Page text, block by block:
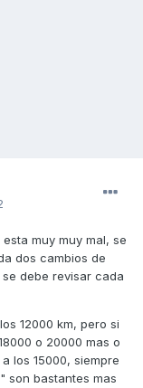
muy muy mal, se
dos cambios de
debe revisar cada
12000 km, pero si
o 20000 mas o
los 15000, siempre
son bastantes mas